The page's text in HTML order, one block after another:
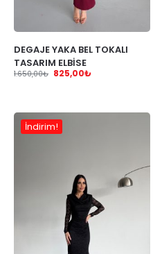
DEGAJE YAKA BEL TOKALI
TASARIM ELBİSE
1.650,00₺ 825,00₺
İndirim!